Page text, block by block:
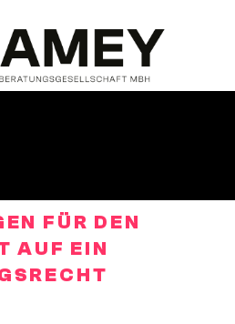
FÜR DEN
AUF EIN